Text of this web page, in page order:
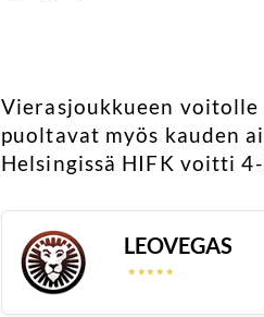
Vierasjoukkueen
puoltavat myös kauden
Helsingissä HIFK voitti
LEOVEGAS
☆ ☆ ☆ ☆ ☆
☆ ☆ ☆ ☆ ☆